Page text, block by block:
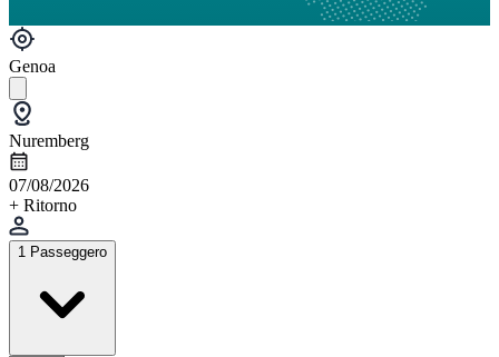
Genoa
Nuremberg
07/08/2026
+ Ritorno
1 Passeggero